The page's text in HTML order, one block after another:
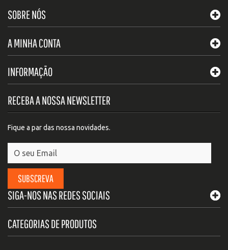
SOBRE NÓS
A MINHA CONTA
INFORMAÇÃO
RECEBA A NOSSA NEWSLETTER
Fique a par das nossa novidades.
SUBSCREVA
SIGA-NOS NAS REDES SOCIAIS
CATEGORIAS DE PRODUTOS